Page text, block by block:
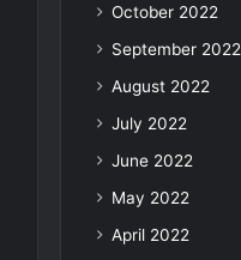
October 2022
September 2022
August 2022
July 2022
June 2022
May 2022
April 2022